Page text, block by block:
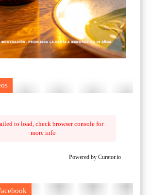
to load, check browser console for
more info
Powered by Curator.io